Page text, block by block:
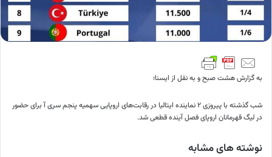
به گزارش هشت صبح و به نقل از ایسنا؛
شب گذشته با پیروزی ۲ نماینده ایتالیا در رقابت‌های اروپایی سهمیه پنجم سری آ برای حضور
در لیگ قهرمانان اروپای فصل آینده قطعی شد.
نوشته های مشابه